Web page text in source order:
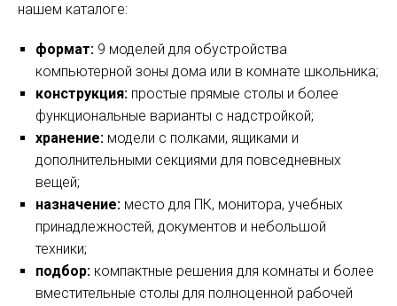
нашем каталоге:
формат: 9 моделей для обустройства
компьютерной зоны дома или в комнате школьника;
конструкция: простые прямые столы и более
функциональные варианты с надстройкой;
хранение: модели с полками, ящиками и
дополнительными секциями для повседневных
вещей;
назначение: место для ПК, монитора, учебных
принадлежностей, документов и небольшой
техники;
подбор: компактные решения для комнаты и более
вместительные столы для полноценной рабочей